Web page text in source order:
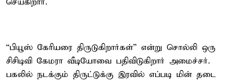
“பியூஸ் கேரியரை திருடுகிறார்கள்” என்று சொல்லி ஒரு
சிசிடிவி கேமரா வீடியோவை பதிவிடுகிறார் அமைச்சர்.
பகலில் நடக்கும் திருட்டுக்கு இரவில் எப்படி மின் தடை